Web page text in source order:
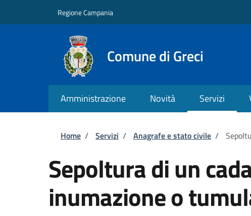
Regione Campania
Comune di Greci
Amministrazione Novità Servizi
Briciole di pane
Home / Servizi / Anagrafe e stato civile /
Sepoltura di un
inumazione o